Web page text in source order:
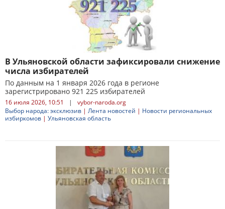
В Ульяновской области зафиксировали снижение
числа избирателей
По данным на 1 января 2026 года в регионе
зарегистрировано 921 225 избирателей
16 июля 2026, 10:51 |
vybor-naroda.org
Выбор народа: эксклюзив | Лента новостей | Новости региональных
избиркомов | Ульяновская область